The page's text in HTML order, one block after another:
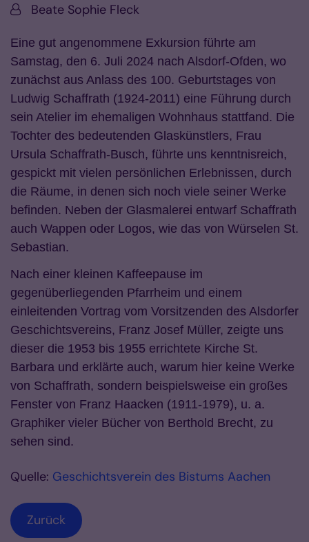
Von:Beate Sophie Fleck
Eine gut angenommene Exkursion führte am
Samstag, den 6. Juli 2024 nach Alsdorf-Ofden, wo
zunächst aus Anlass des 100. Geburtstages von
Ludwig Schaffrath (1924-2011) eine Führung durch
sein Atelier im ehemaligen Wohnhaus stattfand. Die
Tochter des bedeutenden Glaskünstlers, Frau
Ursula Schaffrath-Busch, führte uns kenntnisreich,
gespickt mit vielen persönlichen Erlebnissen, durch
die Räume, in denen sich noch viele seiner Werke
befinden. Neben der Glasmalerei entwarf Schaffrath
auch Wappen oder Logos, wie das von Würselen St.
Sebastian.
Nach einer kleinen Kaffeepause im
gegenüberliegenden Pfarrheim und einem
einleitenden Vortrag vom Vorsitzenden des Alsdorfer
Geschichtsvereins, Franz Josef Müller, zeigte uns
dieser die 1953 bis 1955 errichtete Kirche St.
Barbara und erklärte auch, warum hier keine Werke
von Schaffrath, sondern beispielsweise ein großes
Fenster von Franz Haacken (1911-1979), u. a.
Graphiker vieler Bücher von Berthold Brecht, zu
sehen sind.
Quelle: Geschichtsverein des Bistums Aachen
Zurück